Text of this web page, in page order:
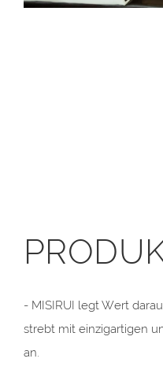
- MISIRUI legt Wert
strebt mit einzigartigen
an.